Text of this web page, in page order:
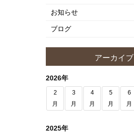
お知らせ
ブログ
アーカイブ
2026年
2
月
3
月
4
月
5
月
6
月
2025年